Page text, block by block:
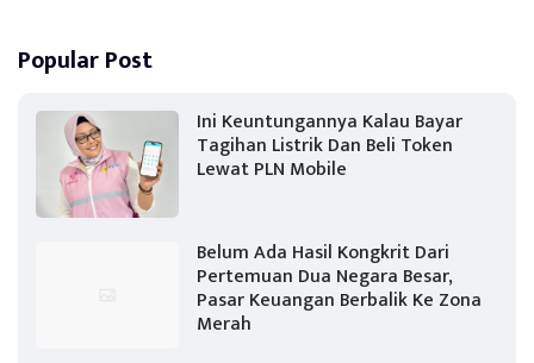
Popular Post
Ini Keuntungannya Kalau Bayar
Tagihan Listrik Dan Beli Token
Lewat PLN Mobile
Belum Ada Hasil Kongkrit Dari
Pertemuan Dua Negara Besar,
Pasar Keuangan Berbalik Ke Zona
Merah